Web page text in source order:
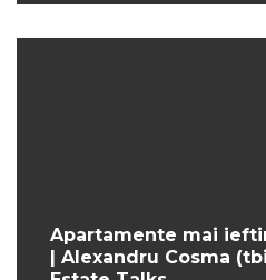
Apartamente mai
| Alexandru Cosma